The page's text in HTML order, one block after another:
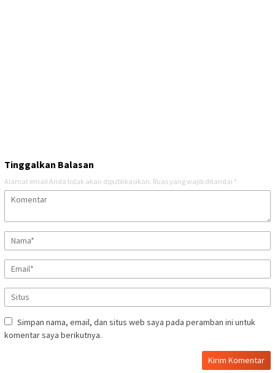
Tinggalkan Balasan
Alamat email Anda tidak akan dipublikasikan. Ruas yang wajib ditandai *
Simpan nama, email, dan situs web saya pada peramban ini untuk
komentar saya berikutnya.